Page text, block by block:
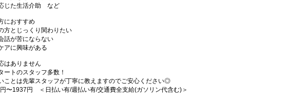
じた生活介助 など
におすすめ
方とじっくり関わりたい
話が苦にならない
アに興味がある
はありません
ートのスタッフ多数！
ことは先輩スタッフが丁寧に教えますのでご安心ください◎
〜1937円 ＜日払い有/週払い有/交通費全支給(ガソリン代含む)＞